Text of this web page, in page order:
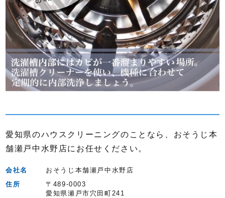
愛知県のハウスクリーニングのことなら、おそうじ本
舗瀬戸中水野店にお任せください。
会社名
おそうじ本舗瀬戸中水野店
住所
〒489-0003
愛知県瀬戸市穴田町241